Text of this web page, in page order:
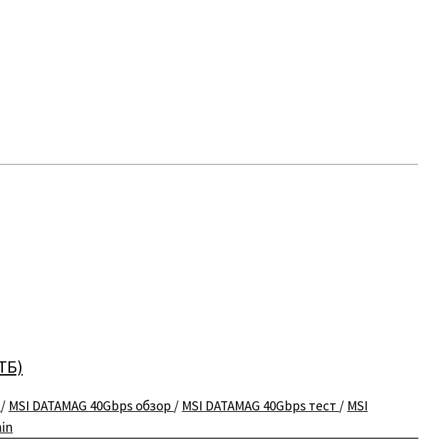
/ MSI DATAMAG 40Gbps обзор / MSI DATAMAG 40Gbps тест / MSI